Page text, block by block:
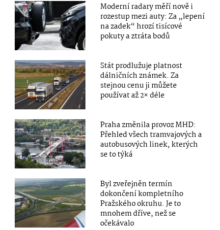
Moderní radary měří nově i
rozestup mezi auty: Za „lepení
na zadek“ hrozí tisícové
pokuty a ztráta bodů
Stát prodlužuje platnost
dálničních známek. Za
stejnou cenu ji můžete
používat až 2× déle
Praha změnila provoz MHD:
Přehled všech tramvajových a
autobusových linek, kterých
se to týká
Byl zveřejněn termín
dokončení kompletního
Pražského okruhu. Je to
mnohem dříve, než se
očekávalo